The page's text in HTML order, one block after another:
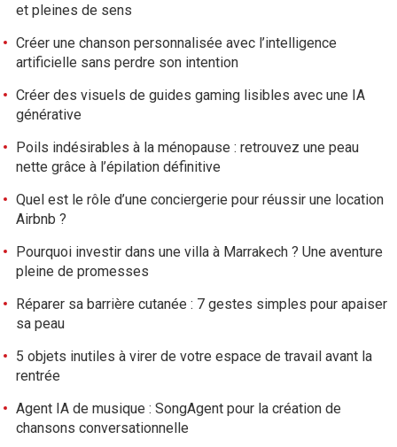
et pleines de sens
Créer une chanson personnalisée avec l’intelligence
artificielle sans perdre son intention
Créer des visuels de guides gaming lisibles avec une IA
générative
Poils indésirables à la ménopause : retrouvez une peau
nette grâce à l’épilation définitive
Quel est le rôle d’une conciergerie pour réussir une location
Airbnb ?
Pourquoi investir dans une villa à Marrakech ? Une aventure
pleine de promesses
Réparer sa barrière cutanée : 7 gestes simples pour apaiser
sa peau
5 objets inutiles à virer de votre espace de travail avant la
rentrée
Agent IA de musique : SongAgent pour la création de
chansons conversationnelle